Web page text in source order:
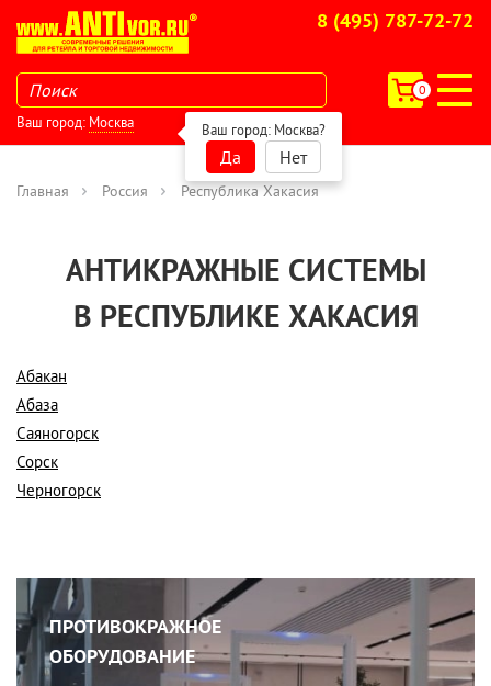
8 (495) 787-72-72
0
Ваш город: Москва Ваш город: Москва?
Да Нет
Главная Россия Республика Хакасия
АНТИКРАЖНЫЕ СИСТЕМЫ
В РЕСПУБЛИКЕ ХАКАСИЯ
Абакан
Абаза
Саяногорск
Сорск
Черногорск
ПРОТИВОКРАЖНОЕ
ОБОРУДОВАНИЕ